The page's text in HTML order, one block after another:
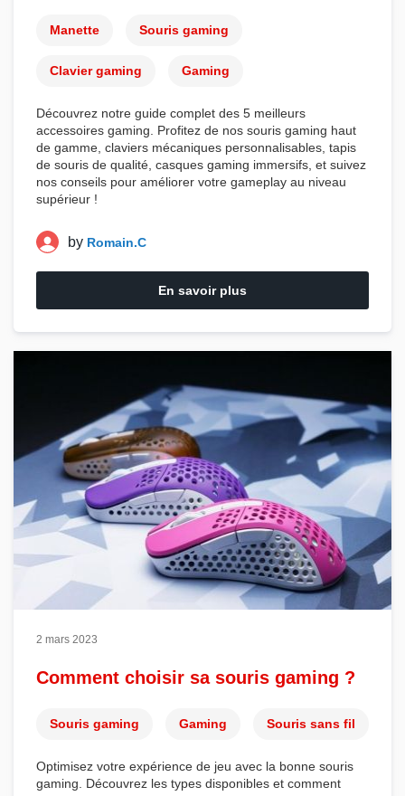
Manette Souris gaming
Clavier gaming Gaming
Découvrez notre guide complet des 5 meilleurs
accessoires gaming . Profitez de nos souris gaming haut
de gamme, claviers mécaniques personnalisables, tapis
de souris de qualité, casques gaming immersifs, et suivez
nos conseils pour améliorer votre gameplay au niveau
supérieur !
by Romain.C
En savoir plus
2 mars 2023
Comment choisir sa souris gaming ?
Souris gaming Gaming Souris sans fil
Optimisez votre expérience de jeu avec la bonne souris
gaming . Découvrez les types disponibles et comment